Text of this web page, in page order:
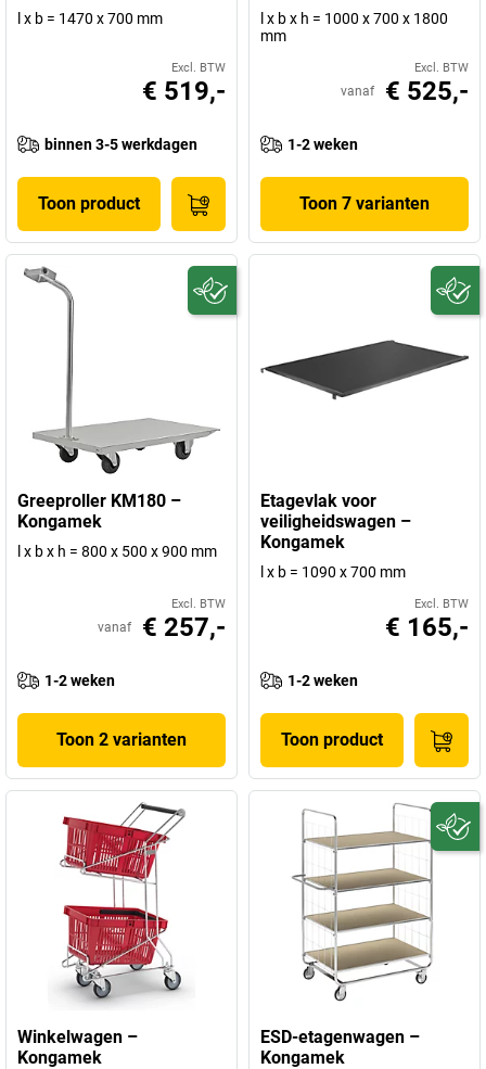
l x b = 1470 x 700 mm
Excl. BTW
€ 519,-
binnen 3-5 werkdagen
Toon product
l x b x h = 1000 x 700 x 1800
mm
Excl. BTW
vanaf € 525,-
1-2 weken
Toon 7 varianten
Greeproller KM180 –
Kongamek
l x b x h = 800 x 500 x 900 mm
Excl. BTW
vanaf € 257,-
1-2 weken
Toon 2 varianten
Etagevlak voor
veiligheidswagen –
Kongamek
l x b = 1090 x 700 mm
Excl. BTW
€ 165,-
1-2 weken
Toon product
Winkelwagen –
Kongamek
ESD-etagenwagen –
Kongamek